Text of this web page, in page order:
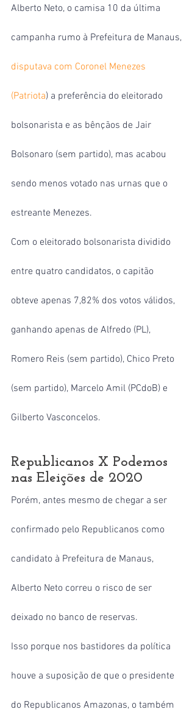
Alberto Neto, o camisa 10 da última
campanha rumo à Prefeitura de Manaus,
disputava com Coronel Menezes
(Patriota) a preferência do eleitorado
bolsonarista e as bênçãos de Jair
Bolsonaro (sem partido), mas acabou
sendo menos votado nas urnas que o
estreante Menezes.
Com o eleitorado bolsonarista dividido
entre quatro candidatos, o capitão
obteve apenas 7,82% dos votos válidos,
ganhando apenas de Alfredo (PL),
Romero Reis (sem partido), Chico Preto
(sem partido), Marcelo Amil (PCdoB) e
Gilberto Vasconcelos.
Republicanos X Podemos
nas Eleições de 2020
Porém, antes mesmo de chegar a ser
confirmado pelo Republicanos como
candidato à Prefeitura de Manaus,
Alberto Neto correu o risco de ser
deixado no banco de reservas.
Isso porque nos bastidores da política
houve a suposição de que o presidente
do Republicanos Amazonas, o também